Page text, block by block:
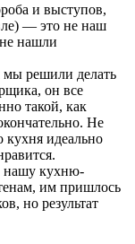
и выступов,
— это не наш
нашли
мы решили делать
он все
такой, как
Не
кухня идеально
нашу кухню-
им пришлось
но результат